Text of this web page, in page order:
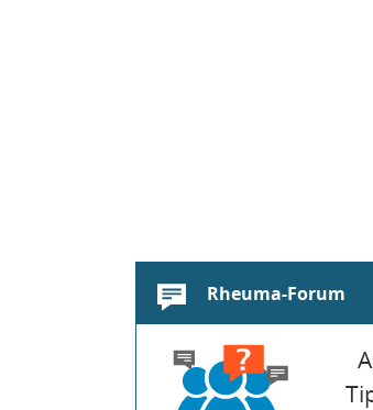
Rheuma-Forum